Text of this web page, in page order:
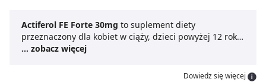
Actiferol FE Forte 30mg to suplement diety
przeznaczony dla kobiet w ciąży, dzieci powyżej 12 roku
życia i dorosłych. Żelazo jest mikroelementem
organizmu. Przyczynia się do prawidłowego rozwoju
... zobacz więcej
Dowiedz się więcej